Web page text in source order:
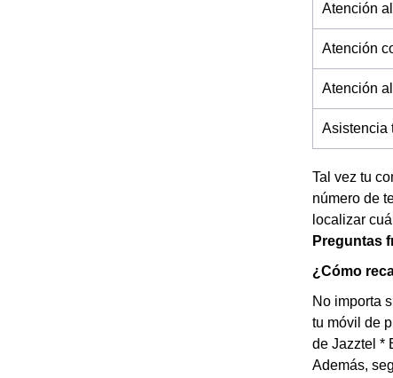
Atención
Atención
Atención
Asistencia
Tal vez tu
número de
localizar
Preguntas
¿Cómo
No importa
tu móvil de
de Jazztel *
Además,